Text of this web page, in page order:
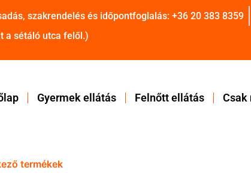
szakrendelés és időpontfoglalás: +36 20 383 8359
a sétáló utca felől.)
Gyermek ellátás Felnőtt ellátás Csak
termékek